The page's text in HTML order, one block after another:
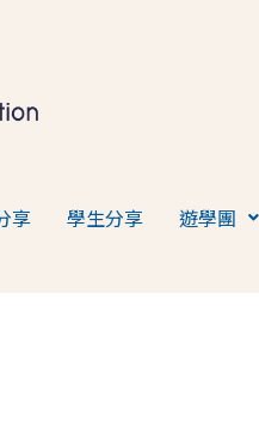
享 學生分享 遊學團